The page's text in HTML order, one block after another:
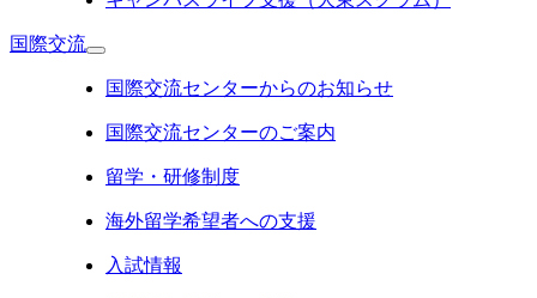
国際交流
国際交流センターからのお知らせ
国際交流センターのご案内
留学・研修制度
海外留学希望者への支援
入試情報